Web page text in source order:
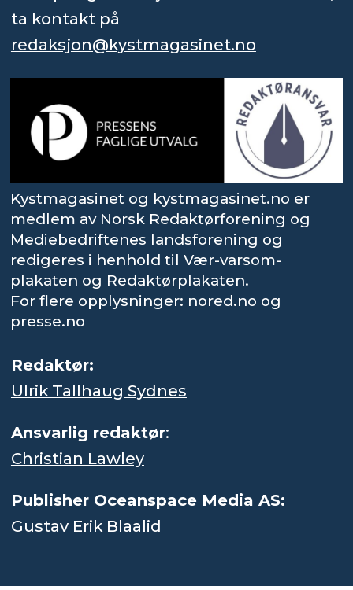
ta kontakt på
redaksjon@kystmagasinet.no
Kystmagasinet og kystmagasinet.no er
medlem av Norsk Redaktørforening og
Mediebedriftenes landsforening og
redigeres i henhold til Vær-varsom-
plakaten og Redaktørplakaten.
For flere opplysninger: nored.no og
presse.no
Redaktør:
Ulrik Tallhaug Sydnes
Ansvarlig redaktør:
Christian Lawley
Publisher Oceanspace Media AS:
Gustav Erik Blaalid